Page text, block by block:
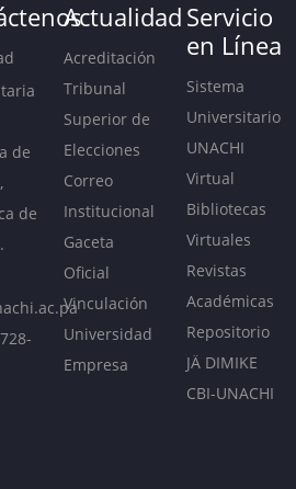
de
de
Actualidad
Acreditación
Tribunal
Superior de
Elecciones
Correo
Institucional
Gaceta
Oficial
Vinculación
Universidad
Empresa
Servicio
en Línea
Sistema
Universitario
UNACHI
Virtual
Bibliotecas
Virtuales
Revistas
Académicas
Repositorio
JÄ DIMIKE
CBI-UNACHI